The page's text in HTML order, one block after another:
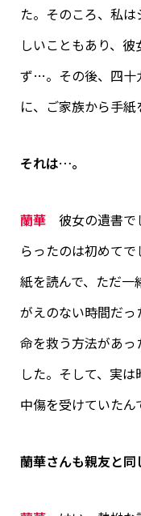
た。そのころ、私
しいこともあり、
ず…。その後、四十
に、ご家族から手紙
それは…。
蘭華彼女の遺書で
らったのは初めて
紙を読んで、ただ一
がえのない時間だ
命を救う方法があっ
した。そして、実
中傷を受けていたん
蘭華さんも親友と同